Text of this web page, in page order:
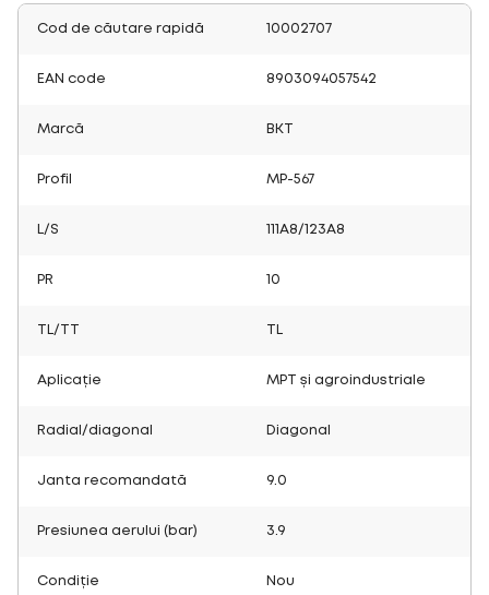
Cod de căutare rapidă 10002707
EAN code 8903094057542
Marcă BKT
Profil MP-567
L/S 111A8/123A8
PR 10
TL/TT
Aplicație MPT și agroindustriale
Radial/diagonal Diagonal
Janta recomandată 9.0
Presiunea aerului (bar) 3.9
Condiție Nou